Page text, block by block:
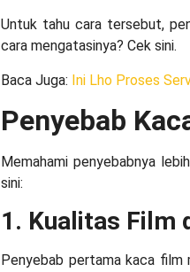
Untuk tahu cara tersebut,
cara mengatasinya? Cek sini.
Baca Juga: Ini Lho Proses
Penyebab
Memahami penyebabnya
sini:
1. Kualitas Film
Penyebab pertama kaca film